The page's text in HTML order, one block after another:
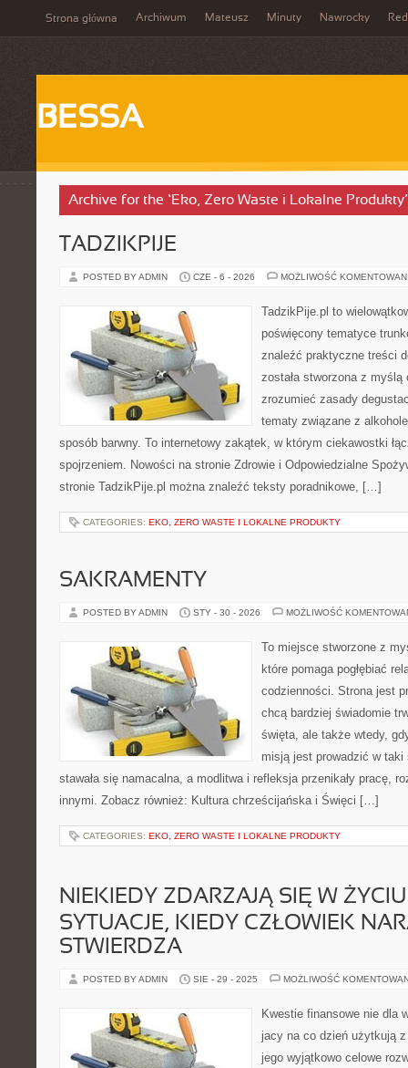
Strona główna Archiwum Mateusz Minuty Nawrocky
BESSA
Archive for the ‘Eko, Zero Waste i Lokalne
TADZIKPIJE
POSTED BY ADMIN CZE - 6 - 2026 MOŻLIWOŚĆ
TadzikPije.pl to
poświęcony tematyce
znaleźć praktyczne treści
została stworzona z
zrozumieć zasady
tematy związane z
sposób barwny. To internetowy zakątek, w którym ciekawostki
spojrzeniem. Nowości na stronie Zdrowie i Odpowiedzialne
stronie TadzikPije.pl można znaleźć teksty poradnikowe, […]
CATEGORIES: EKO, ZERO WASTE I LOKALNE PRODUKTY
SAKRAMENTY
POSTED BY ADMIN STY - 30 - 2026 MOŻLIWOŚĆ
To miejsce stworzone z
które pomaga pogłębiać
codzienności. Strona jest
chcą bardziej świadomie
święta, ale także wtedy,
misją jest prowadzić w
stawała się namacalna, a modlitwa i refleksja przenikały pracę,
innymi. Zobacz również: Kultura chrześcijańska i Święci […]
CATEGORIES: EKO, ZERO WASTE I LOKALNE PRODUKTY
NIEKIEDY ZDARZAJĄ SIĘ W
SYTUACJE, KIEDY CZŁOWIEK
STWIERDZA
POSTED BY ADMIN SIE - 29 - 2025 MOŻLIWOŚĆ
Kwestie finansowe nie dla
jacy na co dzień użytkują
jego wyjątkowo celowe